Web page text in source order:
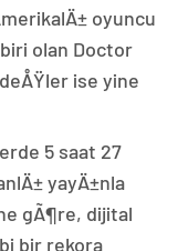
oyuncu
olan Doctor
ise yine
5 saat 27
yayÄ±nla
gÃ¶re, dijital
bir rekora